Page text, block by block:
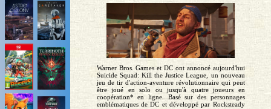
Warner Bros. Games et DC ont annoncé aujourd'hui
Suicide Squad: Kill the Justice League, un nouveau
jeu de tir d'action-aventure révolutionnaire qui peut
être joué en solo ou jusqu'à quatre joueurs en
coopération* en ligne. Basé sur des personnages
emblématiques de DC et développé par Rocksteady